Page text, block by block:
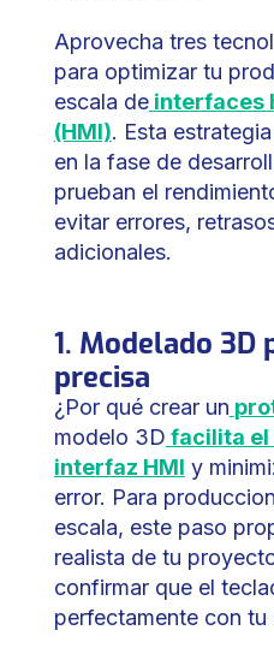
Aprovecha tres
para optimizar tu
escala de interfaces
(HMI). Esta
en la fase de
prueban el
evitar errores,
adicionales.
1. Modelado 3D
precisa
¿Por qué crear un
modelo 3D facilita el
interfaz HMI y
error. Para
escala, este paso
realista de tu
confirmar que el
perfectamente con tu